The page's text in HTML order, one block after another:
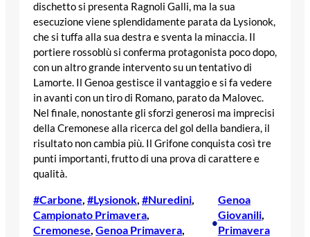
dischetto si presenta Ragnoli Galli, ma la sua
esecuzione viene splendidamente parata da Lysionok,
che si tuffa alla sua destra e sventa la minaccia. Il
portiere rossoblù si conferma protagonista poco dopo,
con un altro grande intervento su un tentativo di
Lamorte. Il Genoa gestisce il vantaggio e si fa vedere
in avanti con un tiro di Romano, parato da Malovec.
Nel finale, nonostante gli sforzi generosi ma imprecisi
della Cremonese alla ricerca del gol della bandiera, il
risultato non cambia più. Il Grifone conquista così tre
punti importanti, frutto di una prova di carattere e
qualità.
#Carbone #Lysionok #Nuredini
Campionato Primavera
Cremonese Genoa Primavera
•
Genoa
Giovanili
Primavera